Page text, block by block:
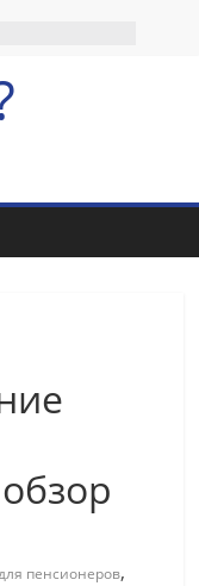
пенсионеров,